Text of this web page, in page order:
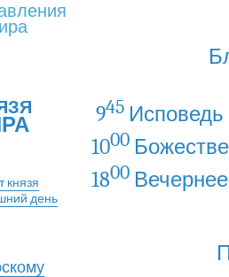
князя
день
945 Исповедь
1000
1800